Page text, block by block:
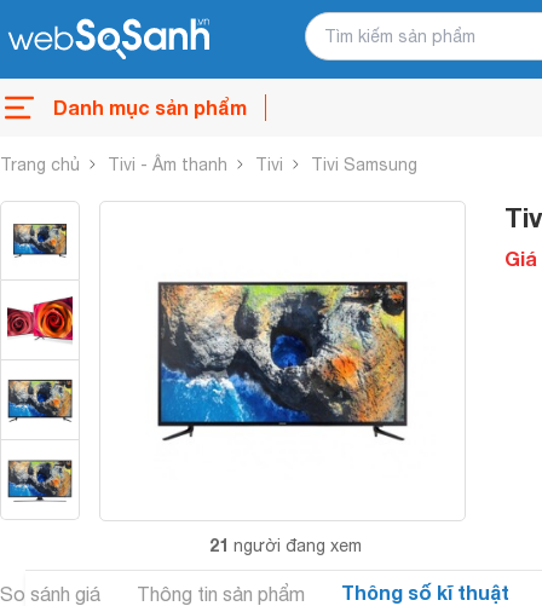
Danh mục sản phẩm
Trang chủ Tivi - Âm thanh Tivi Tivi Samsung
21 người đang xem
Giá
So sánh giá Thông tin sản phẩm Thông số kĩ thuật